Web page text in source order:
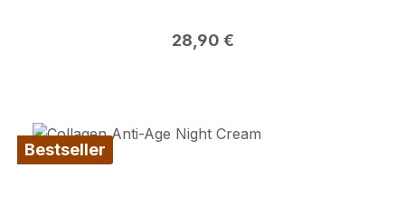
Regulärer Preis:
28,90 €
Bestseller